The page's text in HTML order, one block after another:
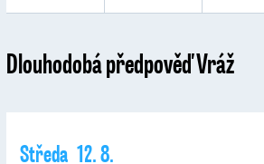
Dlouhodobá předpověď Vráž
Středa 12. 8.